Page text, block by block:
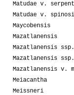
Matudae v.
Matudae v.
Maycobensis
Mazatlanensis
Mazatlanensis
Mazatlanensis
Mazatlanensis v.
Meiacantha
Meissneri